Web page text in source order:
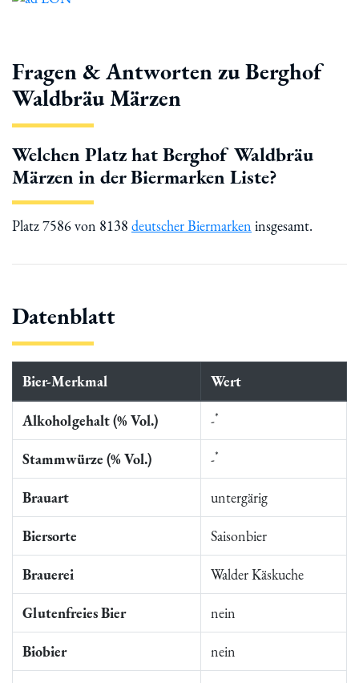
Fragen & Antworten zu Berghof
Waldbräu Märzen
Welchen Platz hat Berghof Waldbräu
Märzen in der Biermarken Liste?
Platz 7586 von 8138 deutscher Biermarken insgesamt.
Datenblatt
Bier-Merkmal Wert
Alkoholgehalt (% Vol.) -*
Stammwürze (% Vol.) -*
Brauart untergärig
Biersorte Saisonbier
Brauerei Walder Käskuche
Glutenfreies Bier nein
Biobier nein